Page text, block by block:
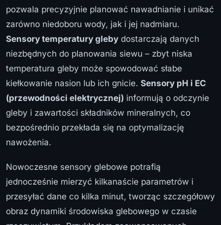
pozwala precyzyjnie planować nawadnianie i unikać
zarówno niedoboru wody, jak i jej nadmiaru.
Sensory temperatury gleby dostarczają danych
niezbędnych do planowania siewu – zbyt niska
temperatura gleby może spowodować słabe
kiełkowanie nasion lub ich gnicie. Sensory pH i EC
(przewodności elektrycznej) informują o odczynie
gleby i zawartości składników mineralnych, co
bezpośrednio przekłada się na optymalizację
nawożenia.
Nowoczesne sensory glebowe potrafią
jednocześnie mierzyć kilkanaście parametrów i
przesyłać dane co kilka minut, tworząc szczegółowy
obraz dynamiki środowiska glebowego w czasie